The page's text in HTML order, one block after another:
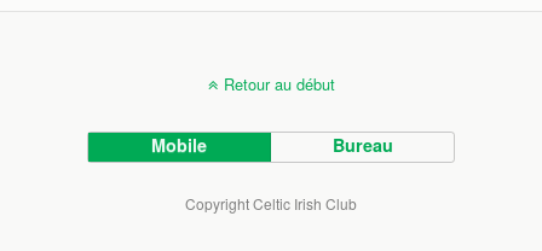
Retour au début
Mobile Bureau
Copyright Celtic Irish Club